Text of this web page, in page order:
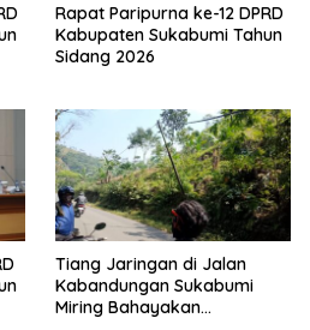
Rapat Paripurna ke-12 DPRD
Kabupaten Sukabumi Tahun
Sidang 2026
Tiang Jaringan di Jalan
Kabandungan Sukabumi
Miring Bahayakan